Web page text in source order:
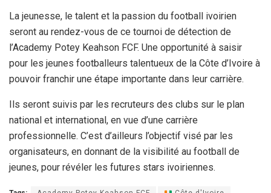
La jeunesse, le talent et la passion du football ivoirien
seront au rendez-vous de ce tournoi de détection de
l’Academy Potey Keahson FCF. Une opportunité à saisir
pour les jeunes footballeurs talentueux de la Côte d’Ivoire à
pouvoir franchir une étape importante dans leur carrière.
Ils seront suivis par les recruteurs des clubs sur le plan
national et international, en vue d’une carrière
professionnelle. C’est d’ailleurs l’objectif visé par les
organisateurs, en donnant de la visibilité au football de
jeunes, pour révéler les futures stars ivoiriennes.